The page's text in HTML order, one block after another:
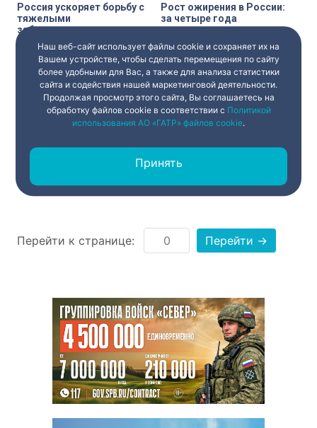
Россия ускоряет борьбу с
тяжелыми
заболеваниями
Россия усиливает борьбу с
серьезными заболеваниями:
только в этом году
бесплатными препаратами
обеспечены более миллиона
пациентов, построены сотни
медобъектов, а десятки тысяч
врачей и медсестер пришли
работать в региональные
пресс-службе Правительства
Нацпроекты
Рост ожирения в России:
за четыре года
показатель увеличился
на 42%
Вице-премьер Татьяна
Голикова провела заседание
Совета при Правительстве по
вопросам попечительства в
социальной сфере. Участники
совещания обсудили вопросы
борьбы с ожирением, которое
становится всё более
серьезной мировой
пресс-служба Правительства
Общество
2
Перейти к странице: Перейти →
Наш веб-сайт использует файлы cookie и сохраняет их на
Вашем устройстве, чтобы сделать перемещения по сайту
более удобными для Вас, а также для анализа статистики
сайта и содействия нашей маркетинговой деятельности.
Продолжая просмотр этого сайта, Вы соглашаетесь на
обработку файлов cookie в соответствии с Политикой
использования АО «ГАТР» файлов cookie.
Принять